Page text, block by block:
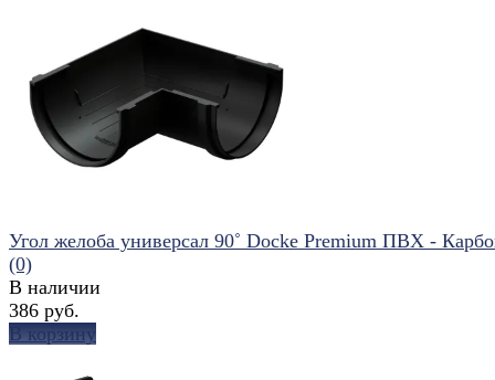
избранное сравнить
Угол желоба универсал 90˚ Docke Premium ПВХ -
(0)
В наличии
386 руб.
В корзину